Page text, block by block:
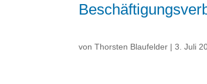
vonThorsten Blaufelder |3. Juli